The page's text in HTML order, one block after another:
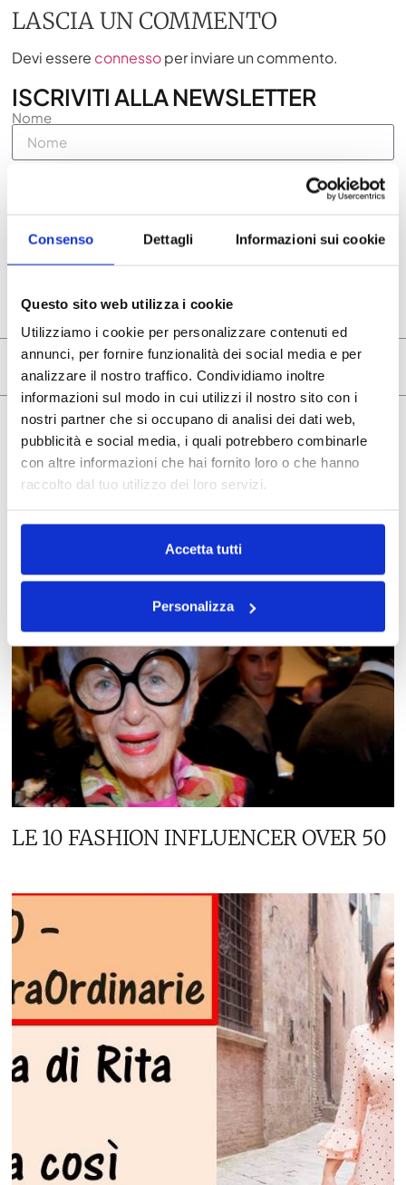
Consenso Dettagli Informazioni sui cookie
Questo sito web utilizza i cookie
Utilizziamo i cookie per personalizzare contenuti ed
annunci, per fornire funzionalità dei social media e per
analizzare il nostro traffico. Condividiamo inoltre
informazioni sul modo in cui utilizzi il nostro sito con i
nostri partner che si occupano di analisi dei dati web,
pubblicità e social media, i quali potrebbero combinarle
con altre informazioni che hai fornito loro o che hanno
raccolto dal tuo utilizzo dei loro servizi.
Accetta tutti
Personalizza
LASCIA UN COMMENTO
Devi essere connessoper inviare un commento.
ISCRIVITI ALLA NEWSLETTER
Nome
Accetto la privacy policy
Voglio ricevere la newsletter
ISCRIVITI ORA
ARTICOLI CORRELATI
LE 10 FASHION INFLUENCER OVER 50